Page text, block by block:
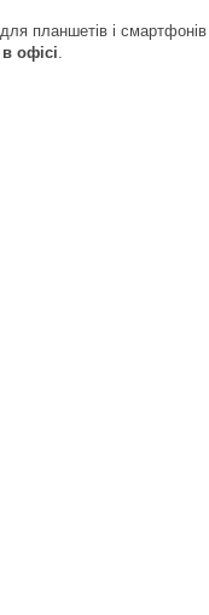
для планшетів і смартфонів
офісі